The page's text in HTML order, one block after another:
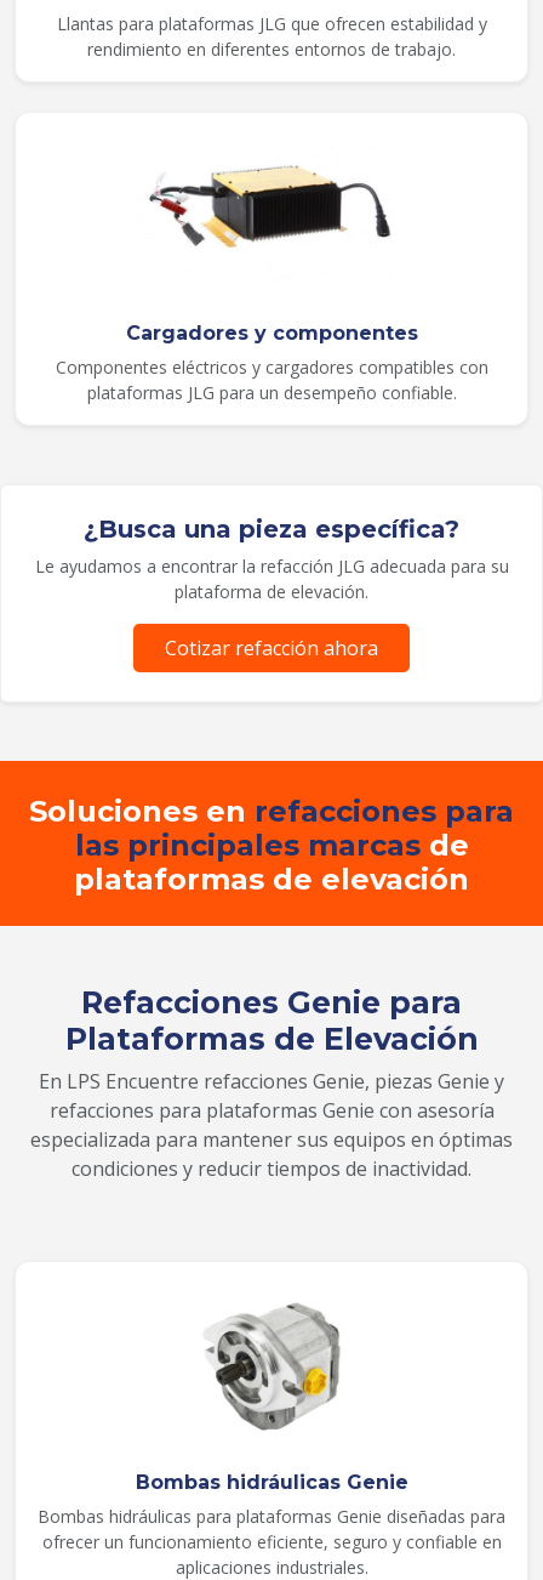
Llantas para plataformas JLG que ofrecen estabilidad y
rendimiento en diferentes entornos de trabajo.
Cargadores y componentes
Componentes eléctricos y cargadores compatibles con
plataformas JLG para un desempeño confiable.
¿Busca una pieza específica?
Le ayudamos a encontrar la refacción JLG adecuada para su
plataforma de elevación.
Cotizar refacción ahora
Soluciones en refacciones para
las principales marcasde
plataformas de elevación
Refacciones Genie para
Plataformas de Elevación
En LPS Encuentre refacciones Genie, piezas Genie y
refacciones para plataformas Genie con asesoría
especializada para mantener sus equipos en óptimas
condiciones y reducir tiempos de inactividad.
Bombas hidráulicas Genie
Bombas hidráulicas para plataformas Genie diseñadas para
ofrecer un funcionamiento eficiente, seguro y confiable en
aplicaciones industriales.